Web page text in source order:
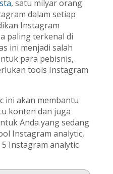
, satu milyar orang
dalam setiap
Instagram
paling terkenal di
ini menjadi salah
para pebisnis,
tools Instagram
ini akan membantu
konten dan juga
Anda yang sedang
Instagram analytic,
Instagram analytic